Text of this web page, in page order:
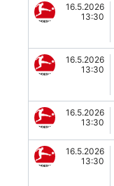
16.5.2026
13:30
16.5.2026
13:30
16.5.2026
13:30
16.5.2026
13:30